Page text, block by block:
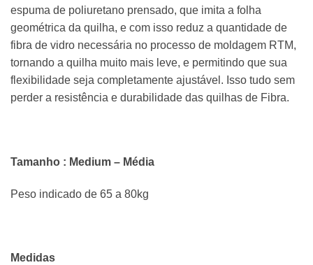
espuma de poliuretano prensado, que imita a folha
geométrica da quilha, e com isso reduz a quantidade de
fibra de vidro necessária no processo de moldagem RTM,
tornando a quilha muito mais leve, e permitindo que sua
flexibilidade seja completamente ajustável. Isso tudo sem
perder a resistência e durabilidade das quilhas de Fibra.
Tamanho : Medium – Média
Peso indicado de 65 a 80kg
Medidas